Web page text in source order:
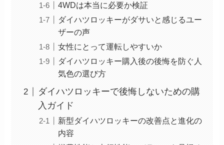
4WDは本当に必要か検証
ダイハツロッキーがダサいと感じるユー
ザーの声
女性にとって運転しやすいか
ダイハツロッキー購入後の後悔を防ぐ人
気色の選び方
ダイハツロッキーで後悔しないための購
入ガイド
新型ダイハツロッキーの改善点と進化の
内容